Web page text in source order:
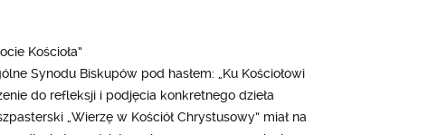
Kościoła”
Synodu Biskupów pod hasłem: „Ku Kościołowi
do refleksji i podjęcia konkretnego dzieła
„Wierzę w Kościół Chrystusowy” miał na